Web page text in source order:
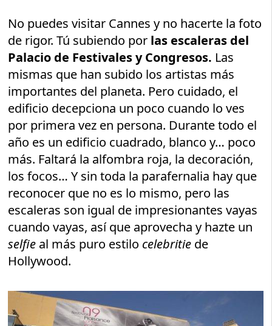
No puedes visitar Cannes y no hacerte la foto
de rigor. Tú subiendo por las escaleras del
Palacio de Festivales y Congresos. Las
mismas que han subido los artistas más
importantes del planeta. Pero cuidado, el
edificio decepciona un poco cuando lo ves
por primera vez en persona. Durante todo el
año es un edificio cuadrado, blanco y… poco
más. Faltará la alfombra roja, la decoración,
los focos… Y sin toda la parafernalia hay que
reconocer que no es lo mismo, pero las
escaleras son igual de impresionantes vayas
cuando vayas, así que aprovecha y hazte un
selfie al más puro estilo celebritie de
Hollywood.